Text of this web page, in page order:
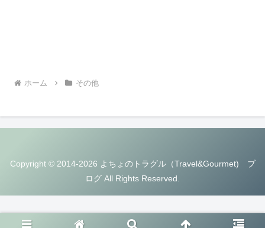
ホーム その他
Copyright © 2014-2026 よちょのトラグル（Travel&Gourmet) ブ
ログ All Rights Reserved.